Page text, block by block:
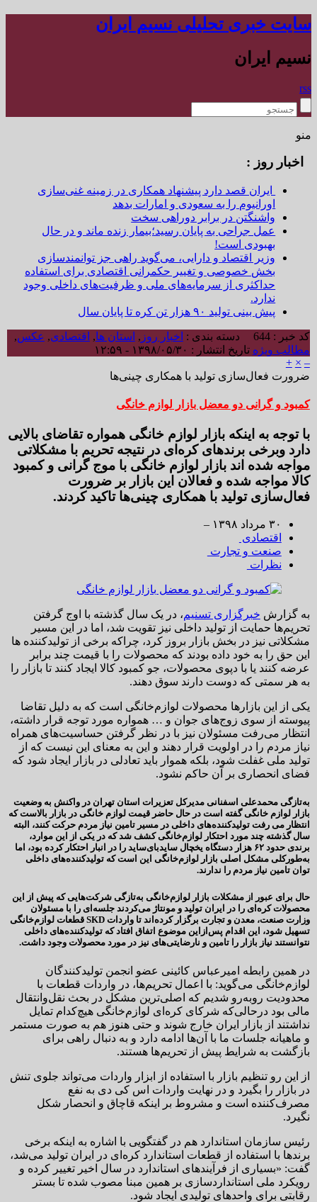
سایت خبری تحلیلی نسیم ایران
نسیم ایران
rss
منو
اخبار روز :
ایران قصد دارد پیشنهاد همکاری در زمینه غنی‌سازی
اورانیوم را به سعودی و امارات بدهد
واشنگتن در برابر دوراهی سخت
عمل جراحی به پایان رسید؛بیمار زنده ماند و در حال
بهبودی است!
وزیر اقتصاد و دارایی، می‌گوید راهی جز توانمندسازی
بخش خصوصی و تغییر حکمرانی اقتصادی برای استفاده
حداکثری از سرمایه‌های ملی و ظرفیت‌های داخلی وجود
ندارد.
پیش بینی تولید ۹۰ هزار تن کره تا پایان سال
کد خبر : 644 دسته بندی : اخبار روز , استان ها, اقتصادی, عکس,
مطالب ویژه تاریخ انتشار : ۱۳۹۸/۰۵/۳۰ - ۱۲:۵۹
–
×
+
ضرورت فعال‌سازی تولید با همکاری چینی‌ها
کمبود و گرانی دو معضل بازار لوازم خانگی
با توجه به اینکه بازار لوازم خانگی همواره تقاضای بالایی
دارد وبرخی برندهای کره‌ای در نتیجه تحریم با مشکلاتی
مواجه شده اند بازار لوازم خانگی با موج گرانی و کمبود
کالا مواجه شده و فعالان این بازار بر ضرورت
فعال‌سازی تولید با همکاری چینی‌ها تاکید کردند.
۳۰ مرداد ۱۳۹۸ –
اقتصادی
صنعت و تجارت
نظرات
به گزارش خبرگزاری تسنیم، در یک سال گذشته با اوج گرفتن
تحریم‌ها حمایت از تولید داخلی نیز تقویت شد، اما در این مسیر
مشکلاتی نیز در بخش بازار بروز کرد، چراکه برخی از تولیدکننده ها
این حق را به خود داده بودند که محصولات را با قیمت چند برابر
عرضه کنند یا با دپوی محصولات، جو کمبود کالا ایجاد کنند تا بازار را
به هر سمتی که دوست دارند سوق دهند.
یکی از این بازارها محصولات لوازم‌خانگی است که به دلیل تقاضا
پیوسته از سوی زوج‌های جوان و … همواره مورد توجه قرار داشته،
انتظار می‌رفت مسئولان نیز با در نظر گرفتن حساسیت‌های همراه
نیاز مردم را در اولویت قرار دهند و این به معنای این نیست که از
تولید ملی غفلت شود، بلکه هموار باید تعادلی در بازار ایجاد شود که
فضای انحصاری بر آن حاکم نشود.
به‌تازگی محمدعلی اسفنانی مدیرکل تعزیرات استان تهران در واکنش به وضعیت
بازار لوازم خانگی گفته است در حال حاضر قیمت‌ لوازم خانگی در بازار بالاست که
انتظار می رفت تولیدکننده‌های داخلی در مسیر تامین نیاز مردم حرکت کنند، البته
سال گذشته چند مورد احتکار لوازم‌خانگی کشف شد که در یکی از این موارد،
برندی حدود ۶۲ هزار دستگاه یخچال سایدبای‌ساید را در انبار احتکار کرده بود، اما
به‌طورکلی مشکل اصلی بازار لوازم‌خانگی این است که تولیدکننده‌های داخلی
توان تامین نیاز مردم را ندارند.
حال برای عبور از مشکلات بازار لوازم‌خانگی به‌تازگی شرکت‌هایی که پیش از این
محصولات کره‌ای را در ایران تولید و مونتاژ می‌کردند جلسه‌ای را با مسئولان
وزارت صنعت، معدن و تجارت برگزار کرده‌اند تا واردات SKD قطعات لوازم‌خانگی
تسهیل شود، این اقدام پس‌ازاین موضوع اتفاق افتاد که تولیدکننده‌های داخلی
نتوانستند نیاز بازار را تامین و نارضایتی‌های نیز در مورد محصولات وجود داشت.
در همین رابطه امیرعباس کائینی عضو انجمن تولیدکنندگان
لوازم‌خانگی می‌گوید: با اعمال تحریم‌ها، در واردات قطعات با
محدودیت روبه‌رو شدیم که اصلی‌ترین مشکل در بحث نقل‌وانتقال
مالی بود درحالی‌که شرکای کره‌ای لوازم‌خانگی هیچ‌کدام تمایل
نداشتند از بازار ایران خارج شوند و حتی هنوز هم به صورت مستمر
و ماهیانه جلسات ما با آن‌ها ادامه دارد و به دنبال راهی برای
بازگشت به شرایط پیش از تحریم‌ها هستند.
از این رو تنظیم بازار با استفاده از ابزار واردات می‌تواند جلوی تنش
در بازار را بگیرد و در نهایت واردات اس کی دی به نفع
مصرف‌کننده است و مشروط بر اینکه قاچاق و انحصار شکل
نگیرد.
رئیس سازمان استاندارد هم در گفتگویی با اشاره به اینکه برخی
برندها با استفاده از قطعات استاندارد کره‌ای در ایران تولید می‌شد،
گفت: «بسیاری از فرآیندهای استاندارد در سال اخیر تغییر کرده و
رویکرد ملی استانداردسازی بر همین مبنا مصوب شده تا بستر
رقابتی برای واحدهای تولیدی ایجاد شود.